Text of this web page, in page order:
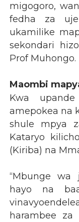
migogoro,
fedha za
ukamilike
sekondari
Prof Muhongo.
Maombi
Kwa
amepokea na
shule mpya
Kataryo
(Kiriba) na
“Mbunge wa
hayo na
harambee